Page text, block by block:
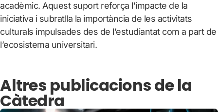
acadèmic. Aquest suport reforça l’impacte de la
iniciativa i subratlla la importància de les activitats
culturals impulsades des de l’estudiantat com a part de
l’ecosistema universitari.
Altres publicacions de la
Càtedra